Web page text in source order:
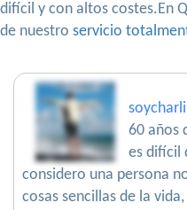
difícil y con altos costes.En
de nuestro servicio
soycharli
60 años
es difícil
considero una persona
cosas sencillas de la